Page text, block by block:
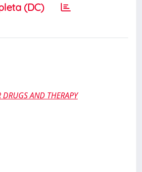
(DC)
AND THERAPY